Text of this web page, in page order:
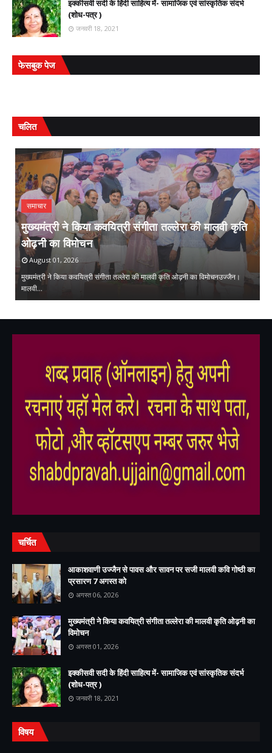
इक्कीसवी सदी के हिंदी साहित्य में- सामाजिक एवं सांस्कृतिक संदर्भ
(शोध-पत्र )
जनवरी 18, 2021
फेसबुक पेज
चलित
समाचार
मुख्यमंत्री ने किया कवयित्री संगीता तल्लेरा की मालवी कृति
ओढ़नी का विमोचन
August 01, 2026
मुख्यमंत्री ने किया कवयित्री संगीता तल्लेरा की मालवी कृति ओढ़नी का विमोचनउज्जैन।
मालवी…
चर्चित
आकाशवाणी उज्जैन से पावस और सावन पर सजी मालवी कवि गोष्ठी का
प्रसारण 7 अगस्त को
अगस्त 06, 2026
मुख्यमंत्री ने किया कवयित्री संगीता तल्लेरा की मालवी कृति ओढ़नी का
विमोचन
अगस्त 01, 2026
इक्कीसवी सदी के हिंदी साहित्य में- सामाजिक एवं सांस्कृतिक संदर्भ
(शोध-पत्र )
जनवरी 18, 2021
विषय